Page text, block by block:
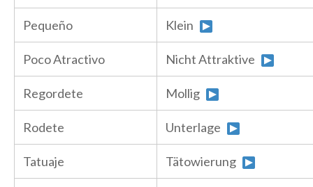
Pequeño Klein
Poco Atractivo Nicht Attraktive
Regordete Mollig
Rodete Unterlage
Tatuaje Tätowierung